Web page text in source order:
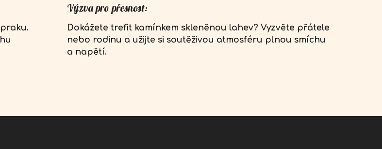
Výzva pro přesnost:
Dokážete trefit kamínkem skleněnou lahev? Vyzvěte přátele
nebo rodinu a užijte si soutěživou atmosféru plnou smíchu
a napětí.